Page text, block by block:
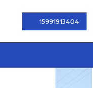
15991913404